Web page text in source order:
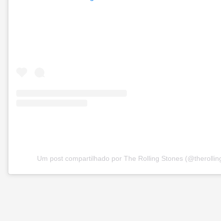
Um post compartilhado por The Rolling Stones